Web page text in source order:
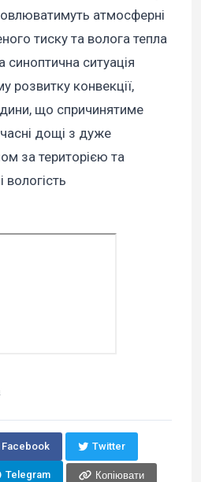
атмосферні
тиску та волога тепла
синоптична ситуація
розвитку конвекції,
що спричинятиме
дощі з дуже
за територією та
вологість
Facebook Twitter
Telegram Копіювати